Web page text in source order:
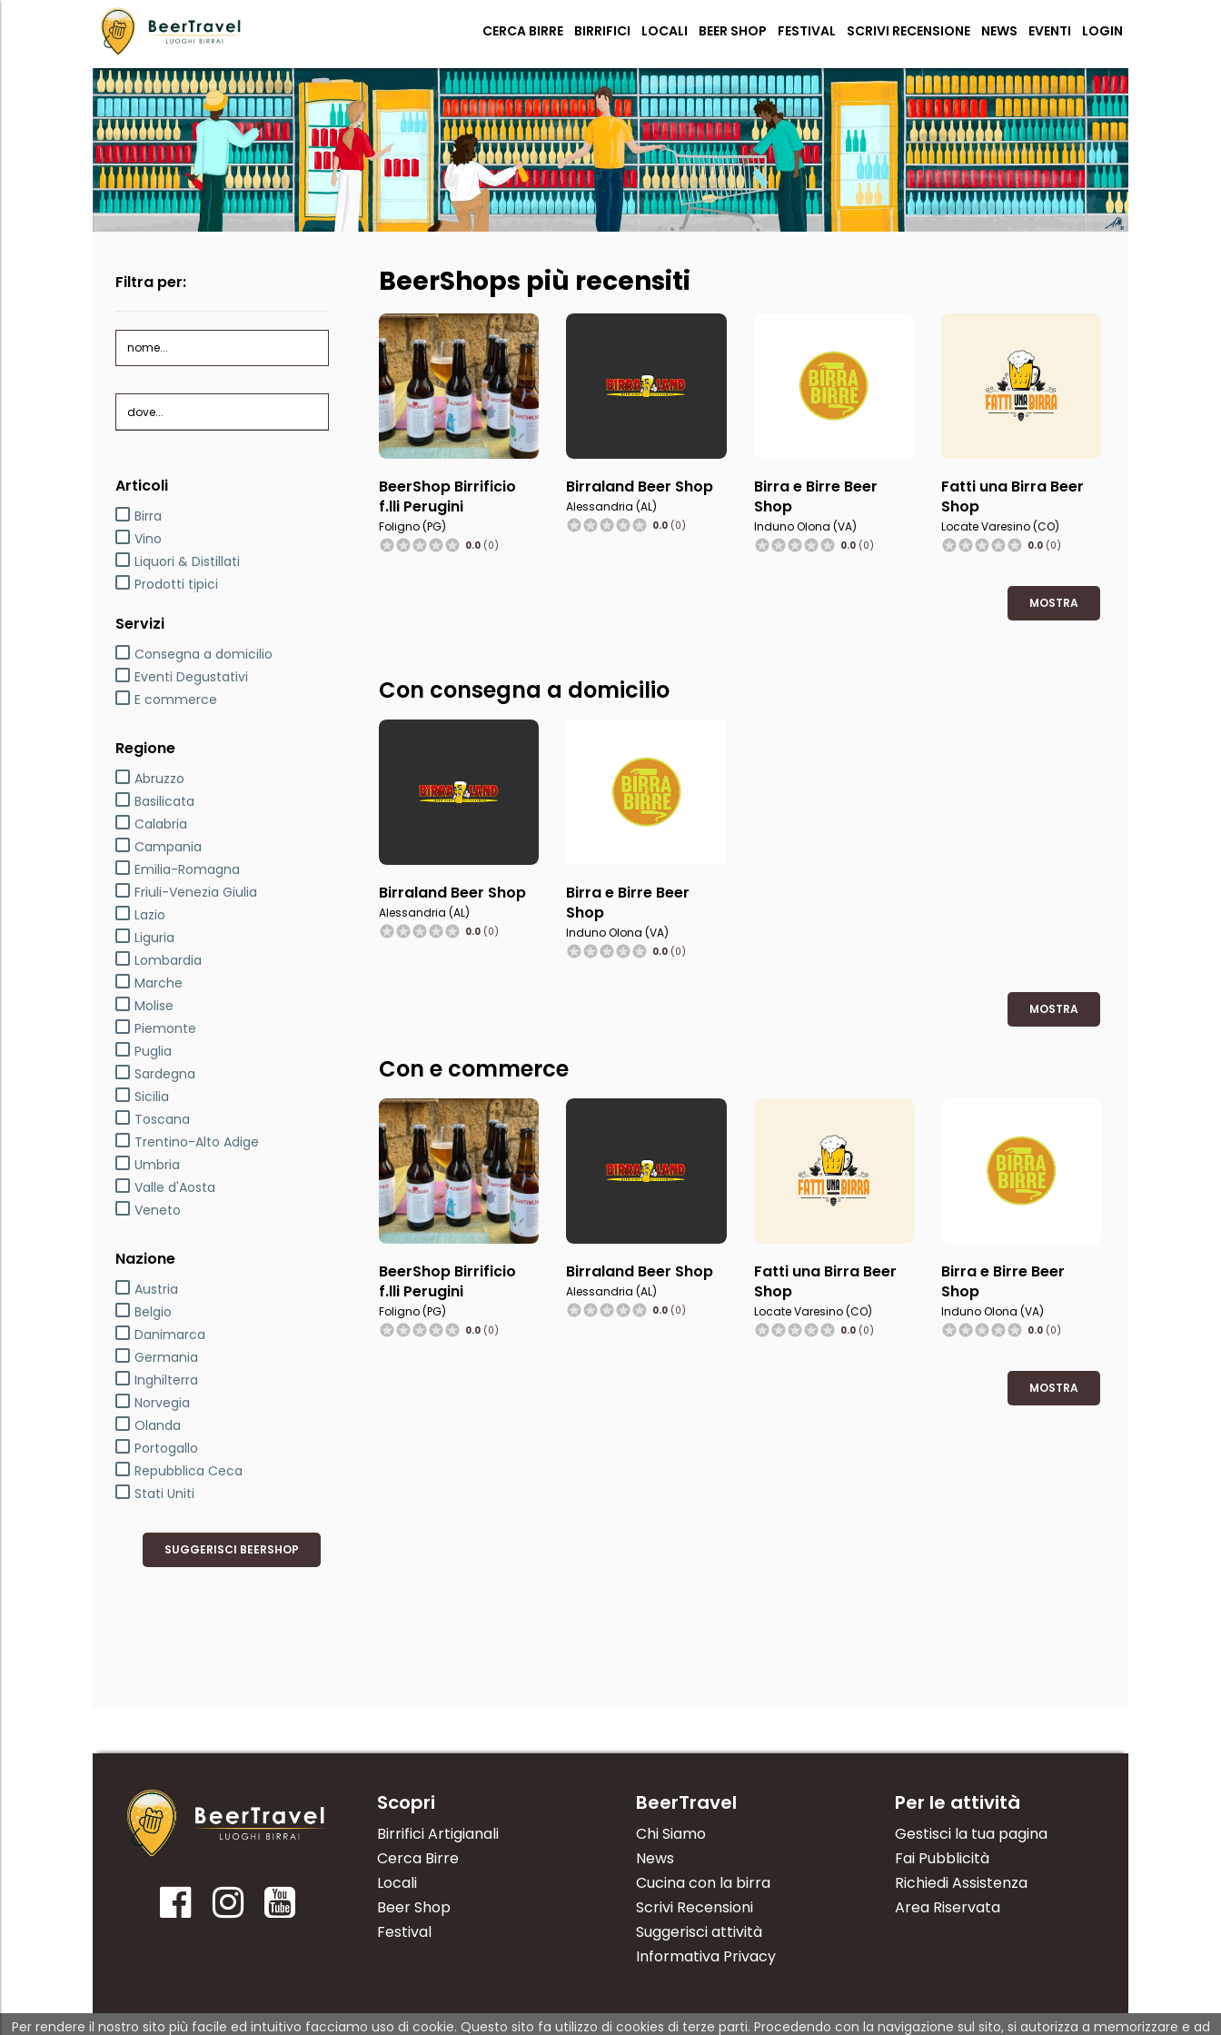
Per rendere il nostro sito più facile ed intuitivo facciamo uso di cookie. Questo sito fa utilizzo di cookies di terze parti. Procedendo con la navigazione sul sito, si autorizza a memorizzare e ad
CERCA BIRRE BIRRIFICI LOCALI BEER SHOP FESTIVAL SCRIVI RECENSIONE NEWS EVENTI LOGIN
Filtra per:
nome...
dove...
Articoli
Birra
Vino
Liquori & Distillati
Prodotti tipici
Servizi
Consegna a domicilio
Eventi Degustativi
E commerce
Regione
Abruzzo
Basilicata
Calabria
Campania
Emilia-Romagna
Friuli-Venezia Giulia
Lazio
Liguria
Lombardia
Marche
Molise
Piemonte
Puglia
Sardegna
Sicilia
Toscana
Trentino-Alto Adige
Umbria
Valle d'Aosta
Veneto
Nazione
Austria
Belgio
Danimarca
Germania
Inghilterra
Norvegia
Olanda
Portogallo
Repubblica Ceca
Stati Uniti
SUGGERISCI BEERSHOP
BeerShops più recensiti
BeerShop Birrificio
f.lli Perugini
Foligno (PG)
0.0 (0)
Birraland Beer Shop
Alessandria (AL)
0.0 (0)
Birra e Birre Beer
Shop
Induno Olona (VA)
0.0(0)
Fatti una Birra Beer
Shop
Locate Varesino (CO)
0.0(0)
MOSTRA
Con consegna a domicilio
Birraland Beer Shop
Alessandria (AL)
0.0 (0)
Birra e Birre Beer
Shop
Induno Olona (VA)
0.0 (0)
MOSTRA
Con e commerce
BeerShop Birrificio
f.lli Perugini
Foligno (PG)
0.0 (0)
Birraland Beer Shop
Alessandria (AL)
0.0 (0)
Fatti una Birra Beer
Shop
Locate Varesino (CO)
0.0(0)
Birra e Birre Beer
Shop
Induno Olona (VA)
0.0(0)
MOSTRA
Scopri
Birrifici Artigianali
Cerca Birre
Locali
Beer Shop
Festival
BeerTravel
Chi Siamo
News
Cucina con la birra
Scrivi Recensioni
Suggerisci attività
Informativa Privacy
Per le attività
Gestisci la tua pagina
Fai Pubblicità
Richiedi Assistenza
Area Riservata